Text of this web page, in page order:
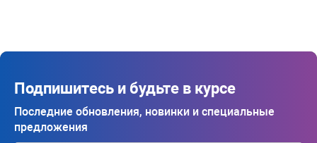
Подпишитесь и будьте в курсе
Последние обновления, новинки и специальные
предложения